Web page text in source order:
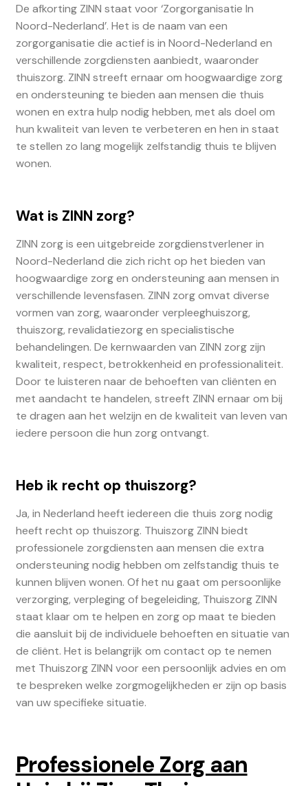
De afkorting ZINN staat voor ‘Zorgorganisatie In
Noord-Nederland’. Het is de naam van een
zorgorganisatie die actief is in Noord-Nederland en
verschillende zorgdiensten aanbiedt, waaronder
thuiszorg. ZINN streeft ernaar om hoogwaardige zorg
en ondersteuning te bieden aan mensen die thuis
wonen en extra hulp nodig hebben, met als doel om
hun kwaliteit van leven te verbeteren en hen in staat
te stellen zo lang mogelijk zelfstandig thuis te blijven
wonen.
Wat is ZINN zorg?
ZINN zorg is een uitgebreide zorgdienstverlener in
Noord-Nederland die zich richt op het bieden van
hoogwaardige zorg en ondersteuning aan mensen in
verschillende levensfasen. ZINN zorg omvat diverse
vormen van zorg, waaronder verpleeghuiszorg,
thuiszorg, revalidatiezorg en specialistische
behandelingen. De kernwaarden van ZINN zorg zijn
kwaliteit, respect, betrokkenheid en professionaliteit.
Door te luisteren naar de behoeften van cliënten en
met aandacht te handelen, streeft ZINN ernaar om bij
te dragen aan het welzijn en de kwaliteit van leven van
iedere persoon die hun zorg ontvangt.
Heb ik recht op thuiszorg?
Ja, in Nederland heeft iedereen die thuis zorg nodig
heeft recht op thuiszorg. Thuiszorg ZINN biedt
professionele zorgdiensten aan mensen die extra
ondersteuning nodig hebben om zelfstandig thuis te
kunnen blijven wonen. Of het nu gaat om persoonlijke
verzorging, verpleging of begeleiding, Thuiszorg ZINN
staat klaar om te helpen en zorg op maat te bieden
die aansluit bij de individuele behoeften en situatie van
de cliënt. Het is belangrijk om contact op te nemen
met Thuiszorg ZINN voor een persoonlijk advies en om
te bespreken welke zorgmogelijkheden er zijn op basis
van uw specifieke situatie.
Professionele Zorg aan